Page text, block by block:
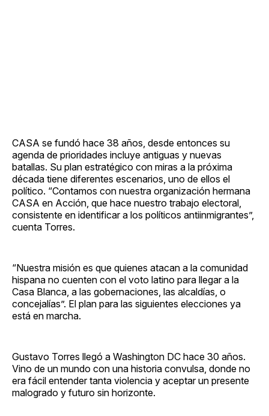
CASA se fundó hace 38 años, desde entonces su
agenda de prioridades incluye antiguas y nuevas
batallas. Su plan estratégico con miras a la próxima
década tiene diferentes escenarios, uno de ellos el
político. “Contamos con nuestra organización hermana
CASA en Acción, que hace nuestro trabajo electoral,
consistente en identificar a los políticos antiinmigrantes”,
cuenta Torres.
“Nuestra misión es que quienes atacan a la comunidad
hispana no cuenten con el voto latino para llegar a la
Casa Blanca, a las gobernaciones, las alcaldías, o
concejalías”. El plan para las siguientes elecciones ya
está en marcha.
Gustavo Torres llegó a Washington DC hace 30 años.
Vino de un mundo con una historia convulsa, donde no
era fácil entender tanta violencia y aceptar un presente
malogrado y futuro sin horizonte.